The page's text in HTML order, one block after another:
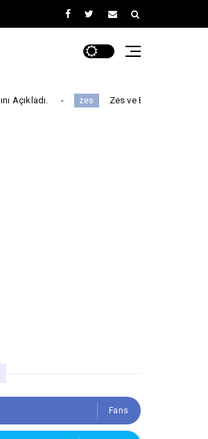
zes Zes ve Beefull Teknoloji’den
Fans